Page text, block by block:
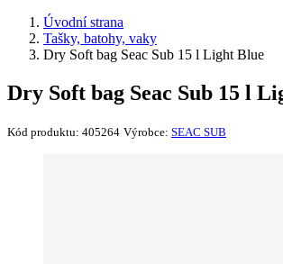
Úvodní strana
Tašky, batohy, vaky
Dry Soft bag Seac Sub 15 l Light Blue
Dry Soft bag Seac Sub 15 l
Kód produktu: 405264 Výrobce: SEAC SUB